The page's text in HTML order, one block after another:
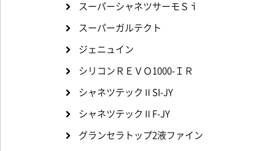
スーパーシャネツサーモＳｉ
スーパーガルテクト
ジェニュイン
シリコンＲＥＶＯ1000-ＩＲ
シャネツテックⅡSI-JY
シャネツテックⅡF-JY
グランセラトップ2液ファイン